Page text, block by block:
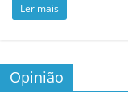
Ler mais
Opinião